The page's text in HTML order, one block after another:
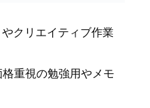
クリエイティブ作業
重視の勉強用やメモ